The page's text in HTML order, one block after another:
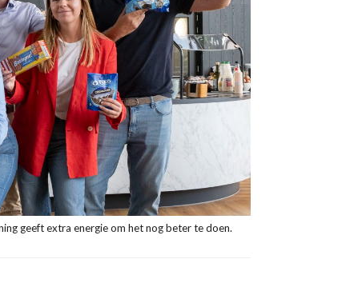
geeft extra energie om het nog beter te doen.